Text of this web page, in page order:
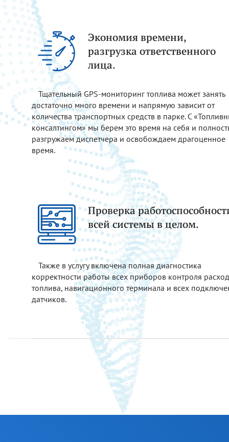
Экономия времени,
разгрузка ответственного
лица.
Тщательный GPS-мониторинг топлива может занять
достаточно много времени и напрямую зависит от
количества транспортных средств в парке. С
консалтингом» мы берем это время на себя и
разгружаем диспетчера и освобождаем драгоценное
время.
Проверка
всей системы в целом.
Также в услугу включена полная диагностика
корректности работы всех приборов контроля
топлива, навигационного терминала и всех
датчиков.